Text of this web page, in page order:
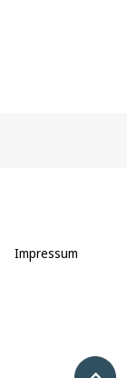
Impressum